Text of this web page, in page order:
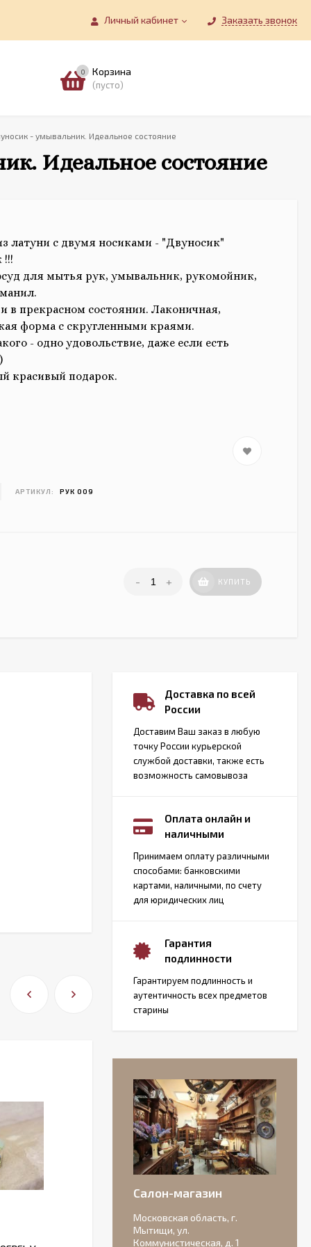
Личный кабинет Заказать звонок
0 Корзина
(пусто)
- умывальник. Идеальное состояние
Идеальное состояние
латуни с двумя носиками - "Двуносик"
!!!
для мытья рук, умывальник, рукомойник,
в прекрасном состоянии. Лаконичная,
форма с скругленными краями.
- одно удовольствие, даже если есть
красивый подарок.
АРТИКУЛ: РУК 009
- + КУПИТЬ
Доставка по всей
России
Доставим Ваш заказ в любую
точку России курьерской
службой доставки, также есть
возможность самовывоза
Оплата онлайн и
наличными
Принимаем оплату различными
способами: банковскими
картами, наличными, по счету
для юридических лиц
Гарантия
подлинности
Гарантируем подлинность и
аутентичность всех предметов
старины
Салон-магазин
Московская область, г.
Мытищи, ул.
Коммунистическая, д. 1